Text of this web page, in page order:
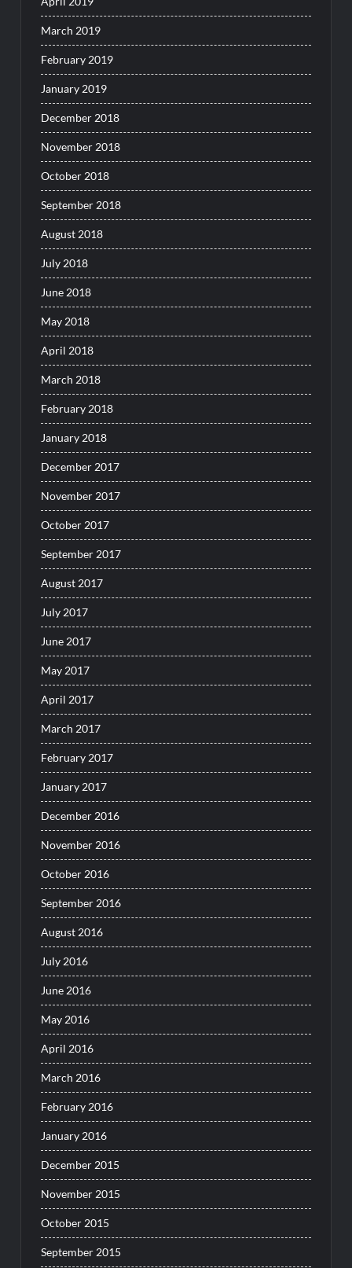
March 2019
February 2019
January 2019
December 2018
November 2018
October 2018
September 2018
August 2018
July 2018
June 2018
May 2018
April 2018
March 2018
February 2018
January 2018
December 2017
November 2017
October 2017
September 2017
August 2017
July 2017
June 2017
May 2017
April 2017
March 2017
February 2017
January 2017
December 2016
November 2016
October 2016
September 2016
August 2016
July 2016
June 2016
May 2016
April 2016
March 2016
February 2016
January 2016
December 2015
November 2015
October 2015
September 2015